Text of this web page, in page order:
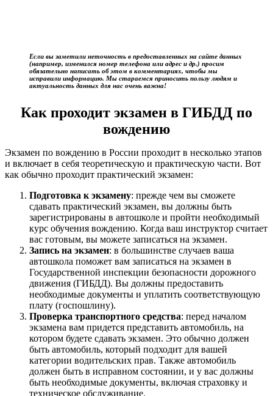
Если вы заметили неточность в предоставленных на сайте данных
(например, изменился номер телефона или адрес и др.) просим
обязательно написать об этом в комментариях, чтобы мы
исправили информацию. Мы стараемся приносить пользу людям и
актуальность данных для нас очень важна!
Как проходит экзамен в ГИБДД по
вождению
Экзамен по вождению в России проходит в несколько этапов
и включает в себя теоретическую и практическую части. Вот
как обычно проходит практический экзамен:
Подготовка к экзамену: прежде чем вы сможете
сдавать практический экзамен, вы должны быть
зарегистрированы в автошколе и пройти необходимый
курс обучения вождению. Когда ваш инструктор считает
вас готовым, вы можете записаться на экзамен.
Запись на экзамен: в большинстве случаев ваша
автошкола поможет вам записаться на экзамен в
Государственной инспекции безопасности дорожного
движения (ГИБДД). Вы должны предоставить
необходимые документы и уплатить соответствующую
плату (госпошлину).
Проверка транспортного средства: перед началом
экзамена вам придется представить автомобиль, на
котором будете сдавать экзамен. Это обычно должен
быть автомобиль, который подходит для вашей
категории водительских прав. Также автомобиль
должен быть в исправном состоянии, и у вас должны
быть необходимые документы, включая страховку и
техническое обслуживание.